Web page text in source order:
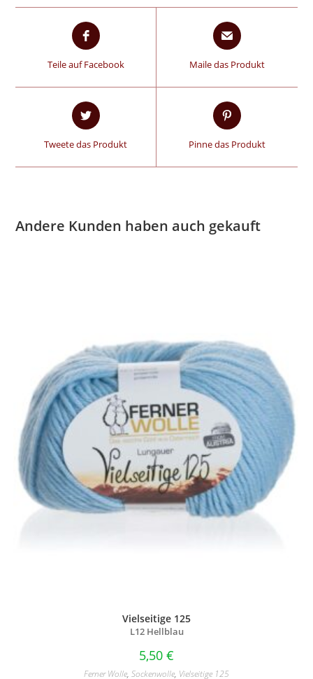
Teile auf Facebook Maile das Produkt
Tweete das Produkt Pinne das Produkt
Andere Kunden haben auch gekauft
Vielseitige 125
L12 Hellblau
5,50 €
Ferner Wolle, Sockenwolle, Vielseitige 125